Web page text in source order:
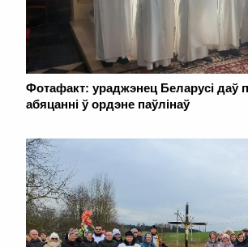
Фотафакт: ураджэнец Беларусі даў
абяцанні ў ордэне паўлінаў